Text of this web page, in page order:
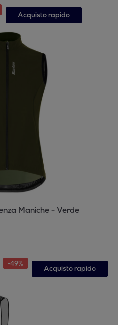
Acquisto rapido
Maniche - Verde
-49%
Acquisto rapido